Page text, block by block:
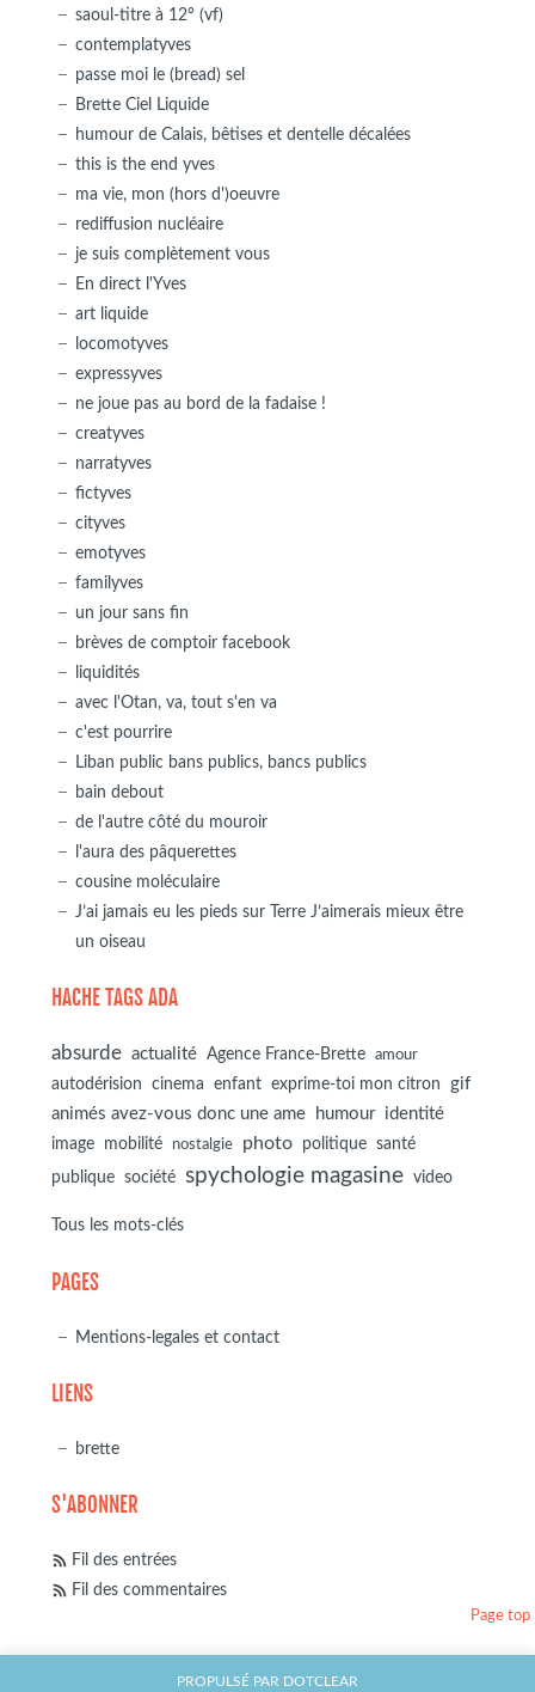
saoul-titre à 12° (vf)
contemplatyves
passe moi le (bread) sel
Brette Ciel Liquide
humour de Calais, bêtises et dentelle décalées
this is the end yves
ma vie, mon (hors d')oeuvre
rediffusion nucléaire
je suis complètement vous
En direct l'Yves
art liquide
locomotyves
expressyves
ne joue pas au bord de la fadaise !
creatyves
narratyves
fictyves
cityves
emotyves
familyves
un jour sans fin
brèves de comptoir facebook
liquidités
avec l'Otan, va, tout s'en va
c'est pourrire
Liban public bans publics, bancs publics
bain debout
de l'autre côté du mouroir
l'aura des pâquerettes
cousine moléculaire
J’ai jamais eu les pieds sur Terre J’aimerais mieux être
un oiseau
HACHE TAGS ADA
absurde actualité Agence France-Brette amour
autodérision cinema enfant exprime-toi mon citron
gif
animés avez-vous donc une ame
humour identité
image mobilité nostalgie photo politique
santé
publique
société spychologie magasine video
Tous les mots-clés
PAGES
Mentions-legales et contact
LIENS
brette
S'ABONNER
Fil des entrées
Fil des commentaires
PROPULSÉ PAR DOTCLEAR
Page top